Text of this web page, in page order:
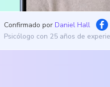
Confirmado por Daniel Hall
Psicólogo con 25 años de